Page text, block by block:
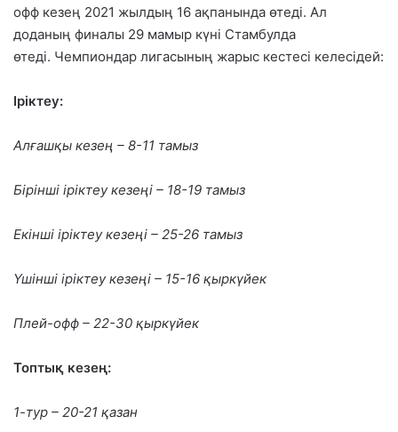
офф кезең 2021 жылдың 16 ақпанында өтеді. Ал
доданың финалы 29 мамыр күні Стамбулда
өтеді. Чемпиондар лигасының жарыс кестесі келесідей:
Іріктеу:
Алғашқы кезең – 8-11 тамыз
Бірінші іріктеу кезеңі – 18-19 тамыз
Екінші іріктеу кезеңі – 25-26 тамыз
Үшінші іріктеу кезеңі – 15-16 қыркүйек
Плей-офф – 22-30 қыркүйек
Топтық кезең:
1-тур – 20-21 қазан